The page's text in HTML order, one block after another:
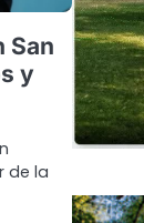
San
y
de la